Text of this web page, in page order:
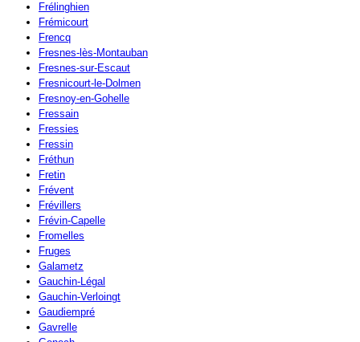
Frélinghien
Frémicourt
Frencq
Fresnes-lès-Montauban
Fresnes-sur-Escaut
Fresnicourt-le-Dolmen
Fresnoy-en-Gohelle
Fressain
Fressies
Fressin
Fréthun
Fretin
Frévent
Frévillers
Frévin-Capelle
Fromelles
Fruges
Galametz
Gauchin-Légal
Gauchin-Verloingt
Gaudiempré
Gavrelle